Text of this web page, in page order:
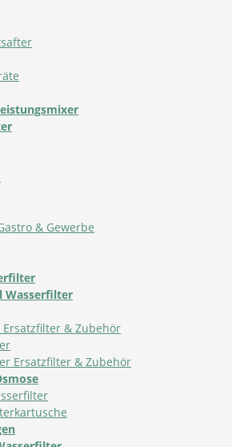
& Gewerbe
Wasserfilter
& Zubehör
Ersatzfilter & Zubehör